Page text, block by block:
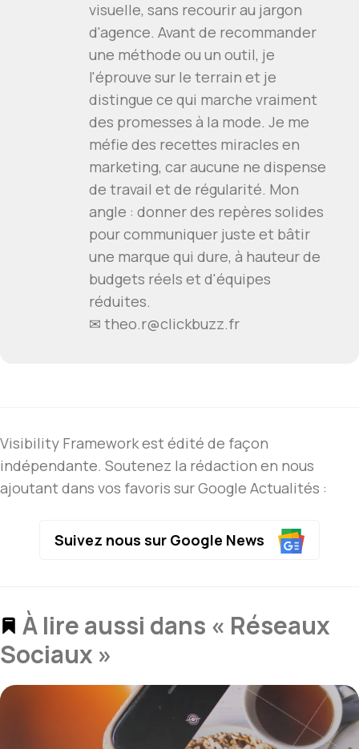
visuelle, sans recourir au jargon
d'agence. Avant de recommander
une méthode ou un outil, je
l'éprouve sur le terrain et je
distingue ce qui marche vraiment
des promesses à la mode. Je me
méfie des recettes miracles en
marketing, car aucune ne dispense
de travail et de régularité. Mon
angle : donner des repères solides
pour communiquer juste et bâtir
une marque qui dure, à hauteur de
budgets réels et d'équipes
réduites.
✉ theo.r@clickbuzz.fr
Visibility Framework est édité de façon
indépendante. Soutenez la rédaction en nous
ajoutant dans vos favoris sur Google Actualités :
Suivez nous sur Google News
À lire aussi dans « Réseaux
Sociaux »